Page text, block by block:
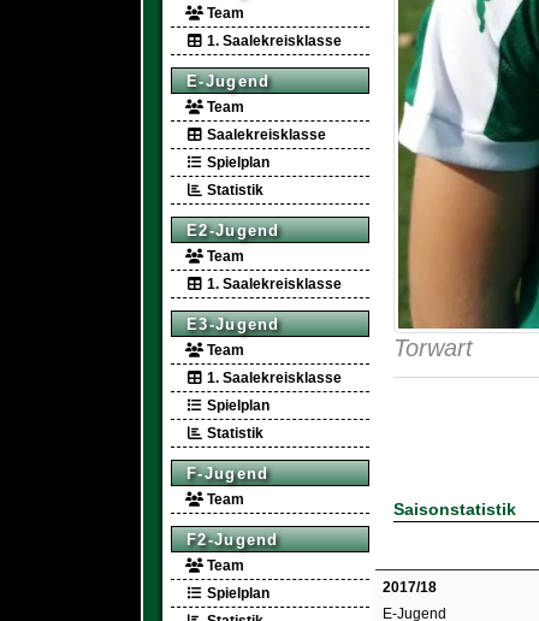
Team
1. Saalekreisklasse
E-Jugend
Team
Saalekreisklasse
Spielplan
Statistik
E2-Jugend
Team
1. Saalekreisklasse
E3-Jugend
Team
1. Saalekreisklasse
Spielplan
Statistik
F-Jugend
Team
F2-Jugend
Team
Spielplan
Torwart
Saisonstatistik
2017/18
E-Jugend